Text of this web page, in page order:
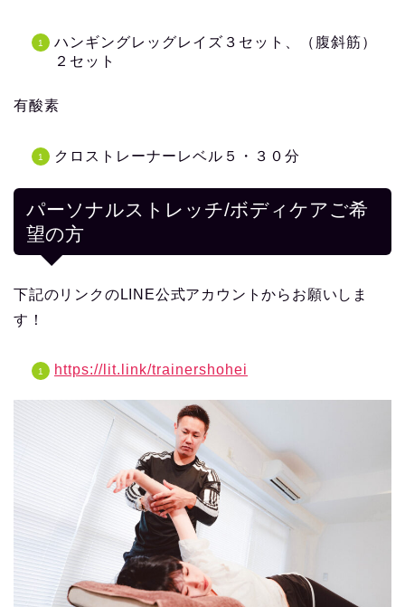
ハンギングレッグレイズ３セット、（腹斜筋）
２セット
有酸素
クロストレーナーレベル５・３０分
パーソナルストレッチ/ボディケアご希
望の方
下記のリンクのLINE公式アカウントからお願いしま
す！
https://lit.link/trainershohei